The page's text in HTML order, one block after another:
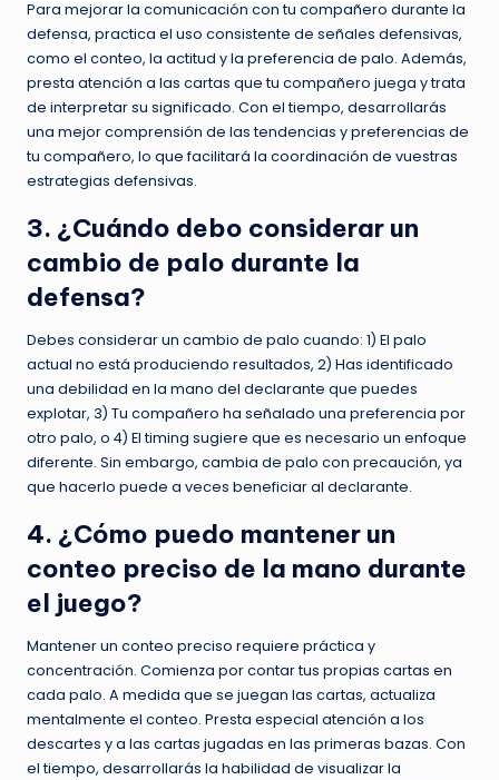
Para mejorar la comunicación con tu compañero durante la
defensa, practica el uso consistente de señales defensivas,
como el conteo, la actitud y la preferencia de palo. Además,
presta atención a las cartas que tu compañero juega y trata
de interpretar su significado. Con el tiempo, desarrollarás
una mejor comprensión de las tendencias y preferencias de
tu compañero, lo que facilitará la coordinación de vuestras
estrategias defensivas.
3. ¿Cuándo debo considerar un
cambio de palo durante la
defensa?
Debes considerar un cambio de palo cuando: 1) El palo
actual no está produciendo resultados, 2) Has identificado
una debilidad en la mano del declarante que puedes
explotar, 3) Tu compañero ha señalado una preferencia por
otro palo, o 4) El timing sugiere que es necesario un enfoque
diferente. Sin embargo, cambia de palo con precaución, ya
que hacerlo puede a veces beneficiar al declarante.
4. ¿Cómo puedo mantener un
conteo preciso de la mano durante
el juego?
Mantener un conteo preciso requiere práctica y
concentración. Comienza por contar tus propias cartas en
cada palo. A medida que se juegan las cartas, actualiza
mentalmente el conteo. Presta especial atención a los
descartes y a las cartas jugadas en las primeras bazas. Con
el tiempo, desarrollarás la habilidad de visualizar la